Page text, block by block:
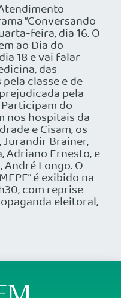
“Conversando
feira, dia 16. O
ao Dia do
18 e vai falar
das
classe e de
pela
do
nos hospitais da
e Cisam, os
Jurandir Brainer,
Adriano Ernesto, e
Longo. O
é exibido na
com reprise
eleitoral,